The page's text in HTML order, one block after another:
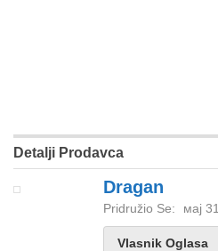
Detalji Prodavca
Dragan
Pridružio Se: мај 31
Vlasnik Oglasa